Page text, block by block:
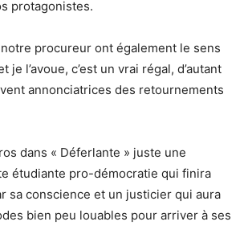
protagonistes.
procureur ont également le sens
je l’avoue, c’est un vrai régal, d’autant
annonciatrices des retournements
dans « Déferlante » juste une
étudiante pro-démocratie qui finira
sa conscience et un justicier qui aura
bien peu louables pour arriver à ses